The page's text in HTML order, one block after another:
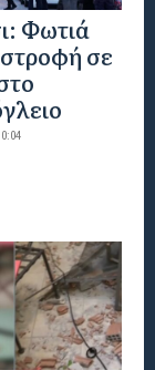
Φωτιά
σε